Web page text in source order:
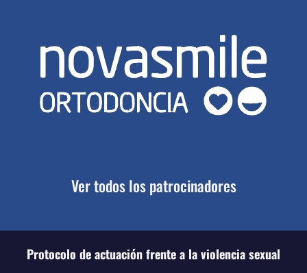
Ver todos los patrocinadores
Protocolo de actuación frente a la violencia sexual